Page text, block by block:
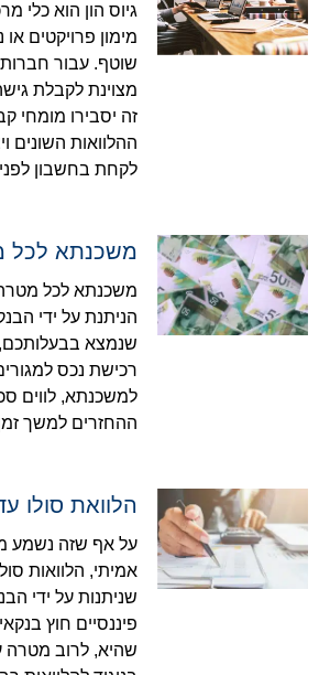
גיוס הון הוא כלי
מימון פרויקטים או
שוטף. עבור
מצוינת לקבלת
זה יסבירו מומחי
ההלוואות השונים
לקחת בחשבון
משכנתא לכל
משכנתא לכל
הניתנת על ידי
שנמצא
רכישת נכס
למשכנתא, לווים
ההחזרים למשך
הלוואת סולו
על אף שזה נשמע
אמיתי, הלוואות
שניתנות על ידי
פיננסיים חוץ
שהיא, לרוב מטרה